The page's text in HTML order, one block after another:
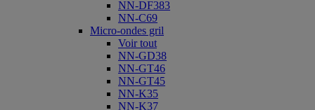
NN-DF383
NN-C69
Micro-ondes gril
Voir tout
NN-GD38
NN-GT46
NN-GT45
NN-K35
NN-K37